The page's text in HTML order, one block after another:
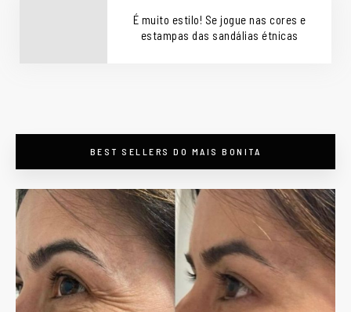
É muito estilo! Se jogue nas cores e
estampas das sandálias étnicas
BEST SELLERS DO MAIS BONITA